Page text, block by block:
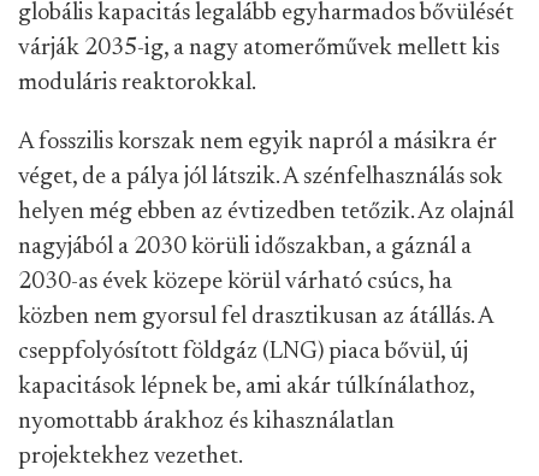
globális kapacitás legalább egyharmados bővülését
várják 2035-ig, a nagy atomerőművek mellett kis
moduláris reaktorokkal.
A fosszilis korszak nem egyik napról a másikra ér
véget, de a pálya jól látszik. A szénfelhasználás sok
helyen még ebben az évtizedben tetőzik. Az olajnál
nagyjából a 2030 körüli időszakban, a gáznál a
2030-as évek közepe körül várható csúcs, ha
közben nem gyorsul fel drasztikusan az átállás. A
cseppfolyósított földgáz (LNG) piaca bővül, új
kapacitások lépnek be, ami akár túlkínálathoz,
nyomottabb árakhoz és kihasználatlan
projektekhez vezethet.